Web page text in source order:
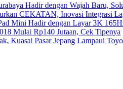
Hadir dengan Wajah Baru,
CEKATAN, Inovasi Integrasi
Mini Hadir dengan Layar 3K
Mulai Rp140 Jutaan, Cek Tipenya
Kuasai Pasar Jepang Lampaui